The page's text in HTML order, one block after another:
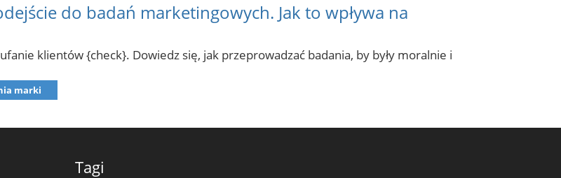
do badań marketingowych. Jak to wpływa na
klientów {check}. Dowiedz się, jak przeprowadzać badania, by były moralnie i
marki
Tagi